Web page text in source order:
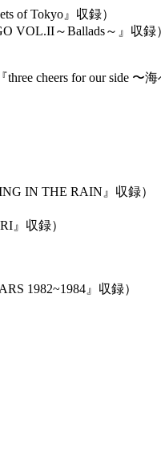
of Tokyo』収録）
VOL.II～Ballads～』収録
cheers for our side 〜
IN THE RAIN』収録）
』収録）
1982~1984』収録）